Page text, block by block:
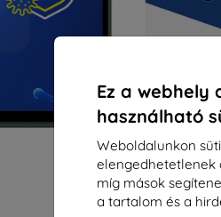
Ez a webhely
használható
Weboldalunkon
elengedhetetlenek
míg mások
a tartalom és a